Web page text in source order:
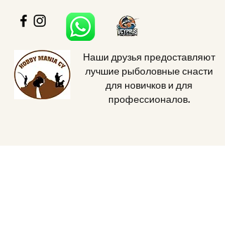
Наши друзья предоставляют
лучшие рыболовные снасти
для новичков и для
профессионалов.